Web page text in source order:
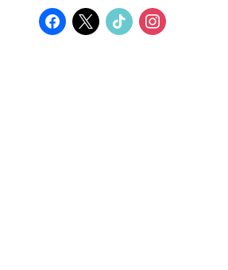
facebook
x tiktok instagram